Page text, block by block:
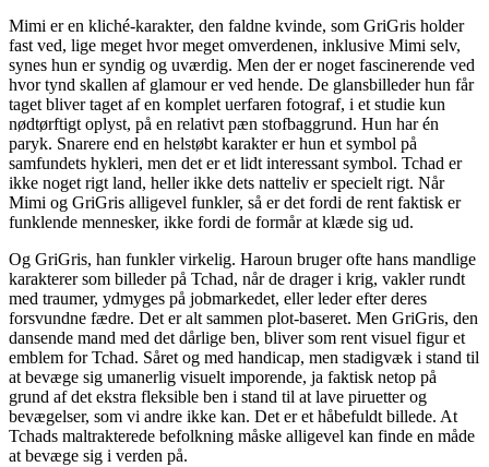
Mimi er en kliché-karakter, den faldne kvinde, som GriGris holder
fast ved, lige meget hvor meget omverdenen, inklusive Mimi selv,
synes hun er syndig og uværdig. Men der er noget fascinerende ved
hvor tynd skallen af glamour er ved hende. De glansbilleder hun får
taget bliver taget af en komplet uerfaren fotograf, i et studie kun
nødtørftigt oplyst, på en relativt pæn stofbaggrund. Hun har én
paryk. Snarere end en helstøbt karakter er hun et symbol på
samfundets hykleri, men det er et lidt interessant symbol. Tchad er
ikke noget rigt land, heller ikke dets natteliv er specielt rigt. Når
Mimi og GriGris alligevel funkler, så er det fordi de rent faktisk er
funklende mennesker, ikke fordi de formår at klæde sig ud.
Og GriGris, han funkler virkelig. Haroun bruger ofte hans mandlige
karakterer som billeder på Tchad, når de drager i krig, vakler rundt
med traumer, ydmyges på jobmarkedet, eller leder efter deres
forsvundne fædre. Det er alt sammen plot-baseret. Men GriGris, den
dansende mand med det dårlige ben, bliver som rent visuel figur et
emblem for Tchad. Såret og med handicap, men stadigvæk i stand til
at bevæge sig umanerlig visuelt imporende, ja faktisk netop på
grund af det ekstra fleksible ben i stand til at lave piruetter og
bevægelser, som vi andre ikke kan. Det er et håbefuldt billede. At
Tchads maltrakterede befolkning måske alligevel kan finde en måde
at bevæge sig i verden på.